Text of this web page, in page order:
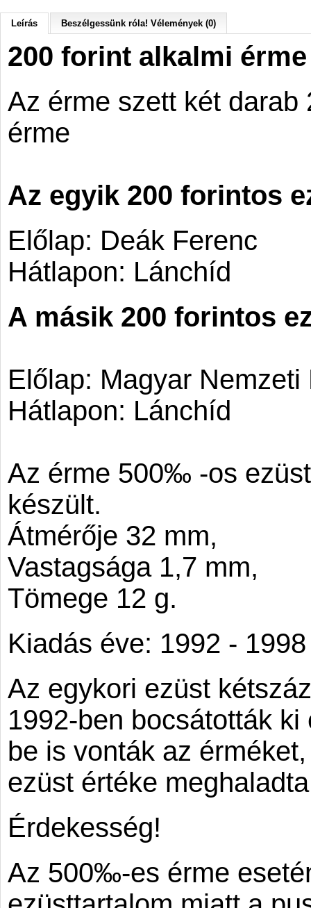
Leírás Beszélgessünk róla! Vélemények (0)
200 forint alkalmi
Az érme szett két darab
érme
Az egyik 200 forintos
Előlap: Deák Ferenc
Hátlapon: Lánchíd
A másik 200 forintos
Előlap: Magyar Nemzeti
Hátlapon: Lánchíd
Az érme 500‰ -os
készült.
Átmérője 32 mm,
Vastagsága 1,7 mm,
Tömege 12 g.
Kiadás éve: 1992 -
Az egykori ezüst
1992-ben bocsátották
be is vonták az
ezüst értéke
Érdekesség!
Az 500‰-es érme